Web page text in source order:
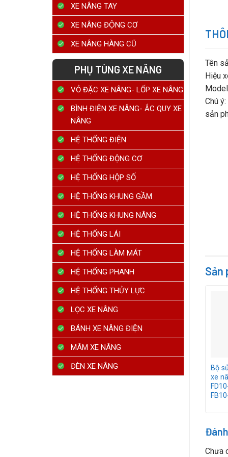
XE NÂNG TAY
XE NÂNG ĐỘNG CƠ
XE NÂNG HÀNG CŨ
PHỤ TÙNG XE NÂNG
VỎ ĐẶC XE NÂNG- LỐP XE NÂNG
BÌNH ĐIỆN XE NÂNG- ẮC QUY XE
NÂNG
HỆ THỐNG ĐIỆN
HỆ THỐNG ĐỘNG CƠ
HỆ THỐNG HỘP SỐ
HỆ THỐNG KHUNG GẦM
HỆ THỐNG KHUNG NÂNG
HỆ THỐNG LÁI
HỆ THỐNG LÀM MÁT
HỆ THỐNG PHANH
HỆ THỐNG THỦY LỰC
LỌC XE NÂNG
BÁNH XE NÂNG ĐIỆN
MÂM XE NÂNG
ĐÈN XE NÂNG
Tên
Hiệu
Chú
sản
Sản
Bộ
xe
Chưa